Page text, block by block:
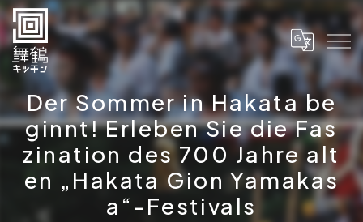
Der Sommer in Hakata be
ginnt! Erleben Sie die Fas
zination des 700 Jahre alt
en „Hakata Gion Yamakas
a“-Festivals